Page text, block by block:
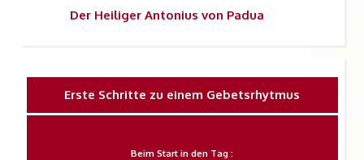
Der Heiliger Antonius von Padua
Erste Schritte zu einem Gebetsrhytmus
Beim Start in den Tag :